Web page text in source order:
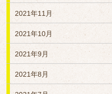
2021年11月
2021年10月
2021年9月
2021年8月